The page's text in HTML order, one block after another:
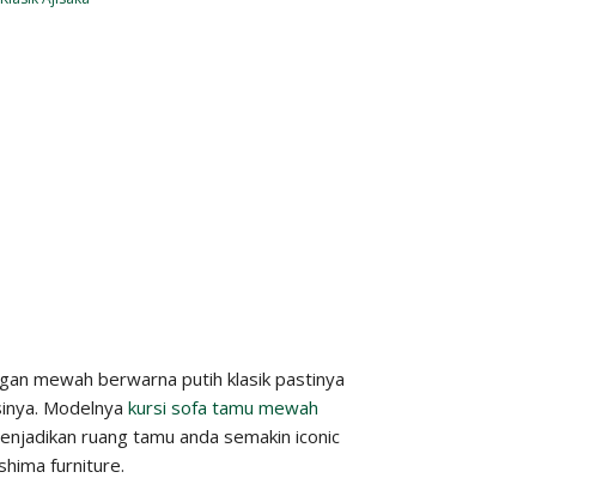
mewah berwarna putih klasik pastinya
Modelnya kursi sofa tamu mewah
ruang tamu anda semakin iconic
furniture.